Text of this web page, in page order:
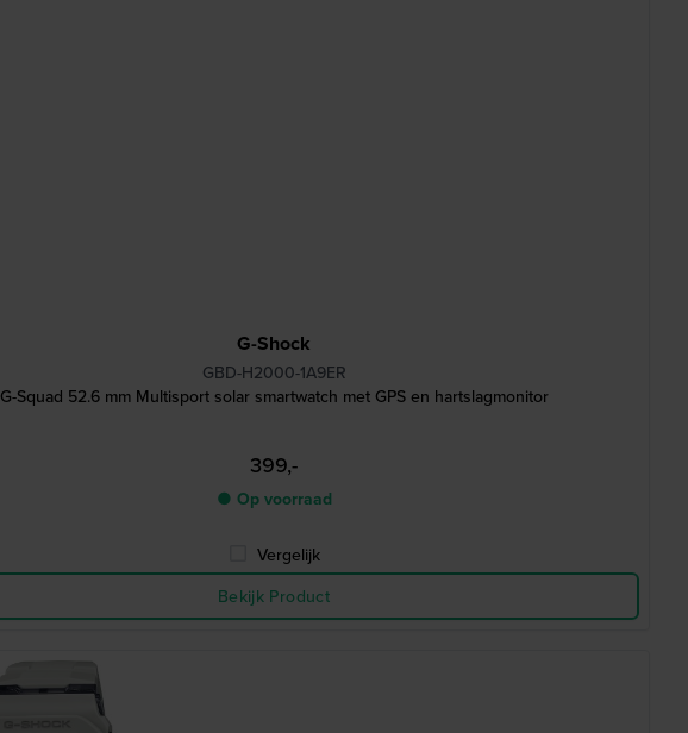
G-Shock
GBD-H2000-1A9ER
G-Squad 52.6 mm Multisport solar smartwatch met GPS en hartslagmonitor
399,-
● Op voorraad
Vergelijk
Bekijk Product